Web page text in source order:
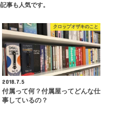
事も人気です。
クロップオザキのこと
2018.7.5
付属って何？付属屋ってどんな仕
事しているの？